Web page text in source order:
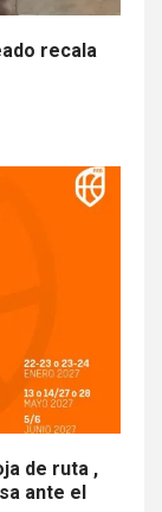
recala
de ruta ,
ante el